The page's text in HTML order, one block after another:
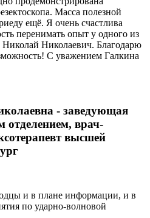
Масса полезной
ещё. Я очень счастлива
перенимать опыт у одного из
Николай Николаевич. Благодарю
С уважением Галкина
- заведующая
отделением, врач-
высшей
и в плане информации, и в
по ударно-волновой